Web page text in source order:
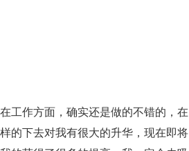
工作方面，确实还是做的不错的，在
的下去对我有很大的升华，现在即将